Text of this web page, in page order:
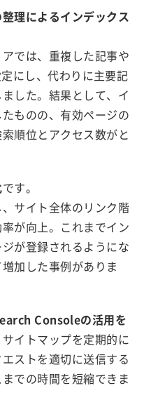
理によるインデックス
では、重複した記事や
にし、代わりに主要記
した。結果として、イ
ものの、有効ページの
順位とアクセス数がと
です。
サイト全体のリンク階
が向上。これまでイン
が登録されるようにな
加した事例がありま
Consoleの活用を
イトマップを定期的に
ストを適切に送信する
での時間を短縮できま